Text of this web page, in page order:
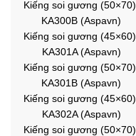
Kiếng soi gương (50×70),
KA300B (Aspavn)
Kiếng soi gương (45×60),
KA301A (Aspavn)
Kiếng soi gương (50×70),
KA301B (Aspavn)
Kiếng soi gương (45×60),
KA302A (Aspavn)
Kiếng soi gương (50×70),